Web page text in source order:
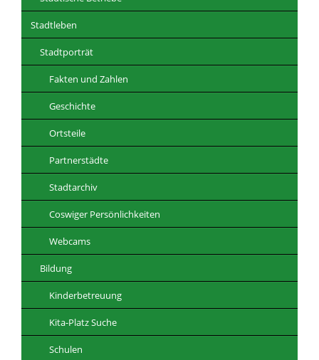
Stadtleben
Stadtporträt
Fakten und Zahlen
Geschichte
Ortsteile
Partnerstädte
Stadtarchiv
Coswiger Persönlichkeiten
Webcams
Bildung
Kinderbetreuung
Kita-Platz Suche
Schulen